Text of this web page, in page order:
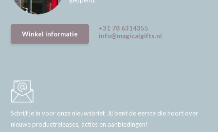
Winkel informatie
+31 78 6314355
info@magicalgifts.nl
Schrijf je in voor onze nieuwsbrief. Jij bent de eerste die hoort over
nieuwe productreleases, acties en aanbiedingen!